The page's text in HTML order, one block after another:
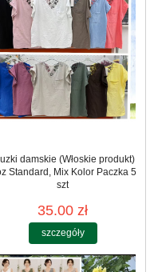
damskie (Włoskie produkt)
Standard, Mix Kolor Paczka 5
szt
35.00 zł
szczegóły